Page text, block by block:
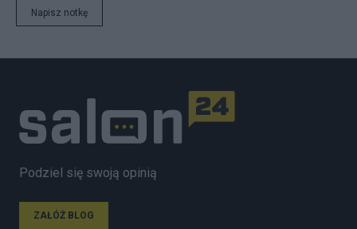
Napisz notkę
Podziel się swoją opinią
ZAŁÓŻ BLOG